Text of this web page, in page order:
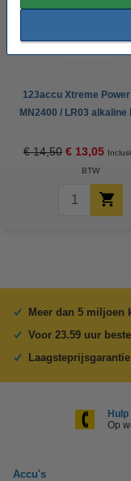
123accu Xtreme
MN2400 / LR03 alkaline
€ 14,50 € 13,05
BTW
Meer dan 5 miljoen
Voor 23.59 uur
Op
Accu's